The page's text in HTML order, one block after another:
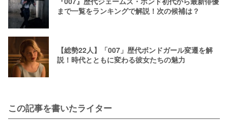
まで一覧をランキングで解説！次の候補は？
【総勢22人】「007」歴代ボンドガール変遷を解
説！時代とともに変わる彼女たちの魅力
この記事を書いたライター